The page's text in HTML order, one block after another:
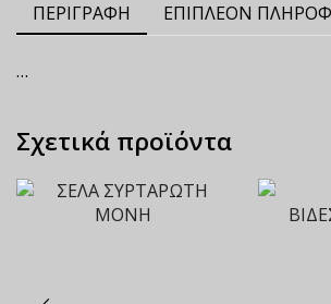
ΠΕΡΙΓΡΑΦΉ ΕΠΙΠΛΈΟΝ
…
Σχετικά προϊόντα